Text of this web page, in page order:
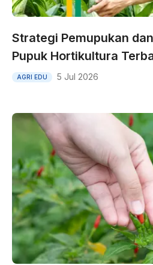
Strategi Pemupukan
Pupuk Hortikultura
AGRI EDU 5 Jul 2026